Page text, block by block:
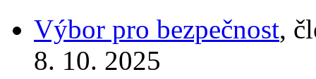
Výbor pro bezpečnost,
8. 10. 2025